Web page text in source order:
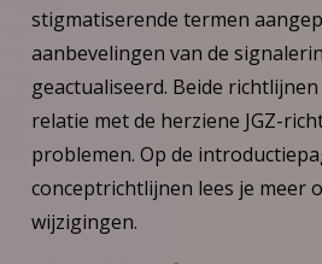
stigmatiserende termen
aanbevelingen van de
geactualiseerd. Beide
relatie met de herziene JGZ-
problemen. Op de
conceptrichtlijnen lees je meer
wijzigingen.